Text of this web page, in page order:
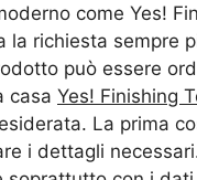
come Yes!
la richiesta sempre
può essere
casa Yes! Finishing
La prima
i dettagli